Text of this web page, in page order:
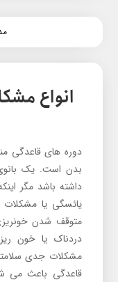
انواع
دوره های قاعدگی
بدن است. یک
داشته باشد مگر
یائسگی یا
متوقف شدن
دردناک یا خون
مشکلات جدی
قاعدگی باعث می